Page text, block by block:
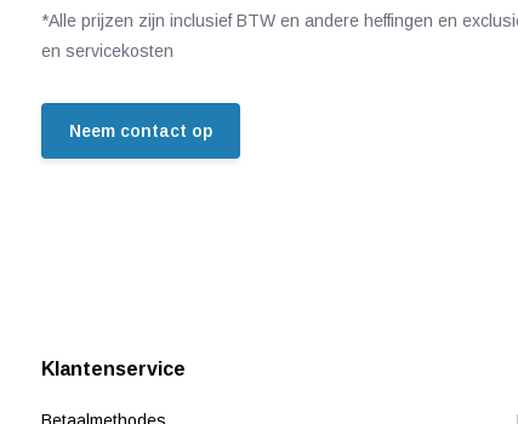
*Alle prijzen zijn inclusief BTW en andere heffingen en
en servicekosten
Neem contact op
Klantenservice